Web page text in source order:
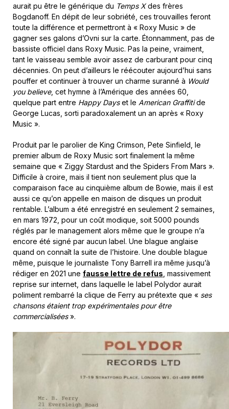
aurait pu être le générique du Temps Xdes frères
Bogdanoff. En dépit de leur sobriété, ces trouvailles feront
toute la différence et permettront à « Roxy Music » de
gagner ses galons d’Ovni sur la carte. Étonnamment, pas de
bassiste officiel dans Roxy Music. Pas la peine, vraiment,
tant le vaisseau semble avoir assez de carburant pour cinq
décennies. On peut d’ailleurs le réécouter aujourd’hui sans
pouffer et continuer à trouver un charme suranné à Would
you believe, cet hymne à l’Amérique des années 60,
quelque part entre Happy Dayset le American Graffitide
George Lucas, sorti paradoxalement un an après « Roxy
Music ».
Produit par le parolier de King Crimson, Pete Sinfield, le
premier album de Roxy Music sort finalement la même
semaine que « Ziggy Stardust and the Spiders From Mars ».
Difficile à croire, mais il tient non seulement plus que la
comparaison face au cinquième album de Bowie, mais il est
aussi ce qu’on appelle en maison de disques un produit
rentable. L’album a été enregistré en seulement 2 semaines,
en mars 1972, pour un coût modique, soit 5000 pounds
réglés par le management alors même que le groupe n’a
encore été signé par aucun label. Une blague anglaise
quand on connaît la suite de l’histoire. Une double blague
même, puisque le journaliste Tony Barrell ira même jusqu’à
rédiger en 2021 une fausse lettre de refus , massivement
reprise sur internet, dans laquelle le label Polydor aurait
poliment rembarré la clique de Ferry au prétexte que « ses
chansons étaient trop expérimentales pour être
commercialisées».